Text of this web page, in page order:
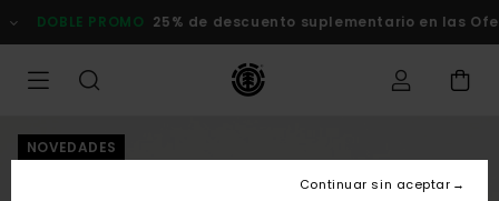
la
DOBLE PROMO 25% de descuento suplementario en las
NOVEDADES
Continuar sin aceptar